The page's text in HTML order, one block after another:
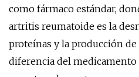
como fármaco estándar,
artritis reumatoide es la
proteínas y la producción de
diferencia del medicamento